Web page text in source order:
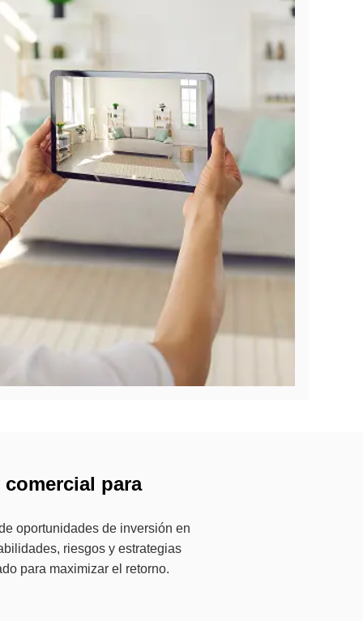
para
oportunidades de inversión en
riesgos y estrategias
para maximizar el retorno.